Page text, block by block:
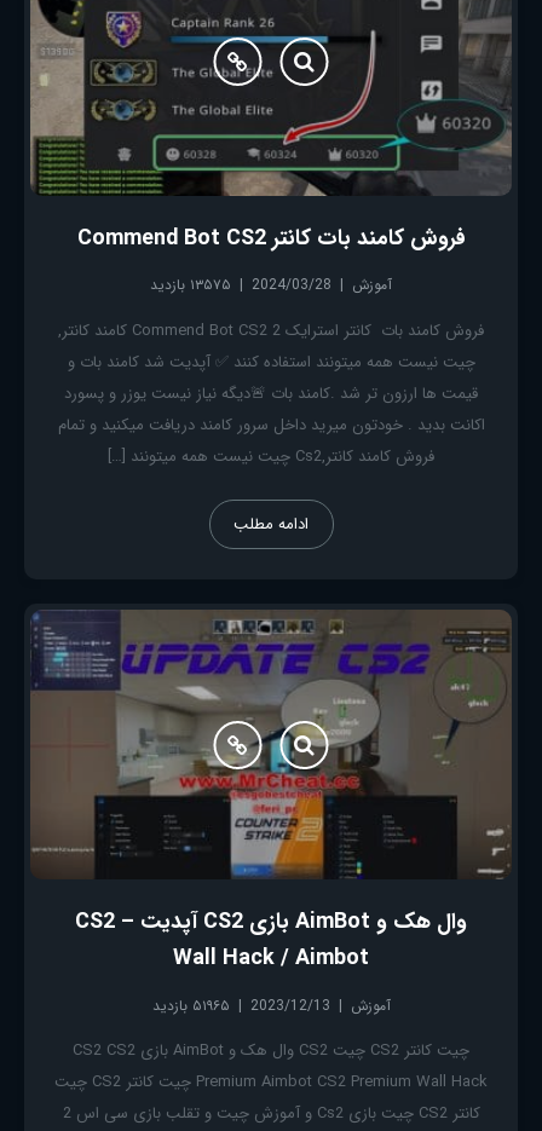
فروش کامند بات کانتر Commend Bot CS2
آموزش 2024/03/28 ۱۳۵۷۵ بازدید
فروش کامند بات کانتر استرایک 2 Commend Bot CS2 کامند کانتر,
چیت نیست همه میتونند استفاده کنند ✅ آپدیت شد کامند بات و
قیمت ها ارزون تر شد .کامند بات 🚨دیگه نیاز نیست یوزر و پسورد
اکانت بدید . خودتون میرید داخل سرور کامند دریافت میکنید و تمام
فروش کامند کانتر,Cs2 چیت نیست همه میتونند […]
ادامه مطلب
وال هک و AimBot بازی CS2 آپدیت – CS2
Wall Hack / Aimbot
آموزش 2023/12/13 ۵۱۹۶۵ بازدید
چیت کانتر CS2 چیت CS2 وال هک و AimBot بازی CS2 CS2
Premium Aimbot CS2 Premium Wall Hack چیت کانتر CS2 چیت
کانتر CS2 چیت بازی Cs2 و آموزش چیت و تقلب بازی سی اس 2